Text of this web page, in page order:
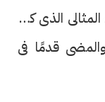
ذلك الجزء المثالى الذى كان
قدمًا فى